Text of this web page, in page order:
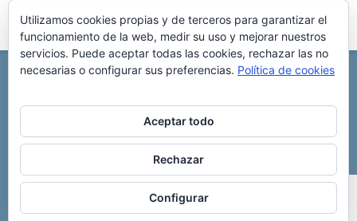
REPARACIÓN CENTRALITA DE COCHE
C/ Virgen del pilar, 6 ,
Copyright © 2025 Reparación Centralita De Coche
Utilizamos cookies propias y de terceros para garantizar el
funcionamiento de la web, medir su uso y mejorar nuestros
servicios. Puede aceptar todas las cookies, rechazar las no
necesarias o configurar sus preferencias. Política de cookies
Aceptar todo
Rechazar
Configurar